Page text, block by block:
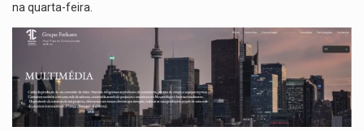
na quarta-feira.